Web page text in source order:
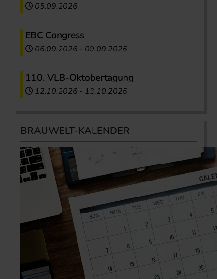
05.09.2026
EBC Congress
06.09.2026 - 09.09.2026
110. VLB-Oktobertagung
12.10.2026 - 13.10.2026
BRAUWELT-KALENDER